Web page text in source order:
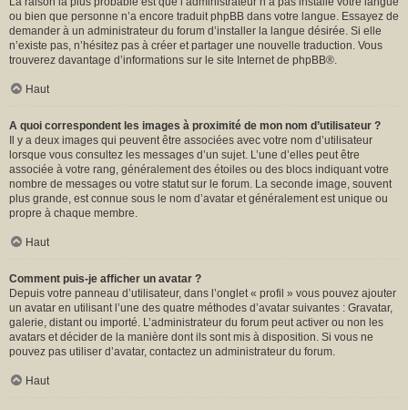
ou bien que personne n’a encore traduit phpBB dans votre langue. Essayez de
demander à un administrateur du forum d’installer la langue désirée. Si elle
n’existe pas, n’hésitez pas à créer et partager une nouvelle traduction. Vous
trouverez davantage d’informations sur le site Internet de phpBB®.
Haut
A quoi correspondent les images à proximité de mon nom d’utilisateur ?
Il y a deux images qui peuvent être associées avec votre nom d’utilisateur
lorsque vous consultez les messages d’un sujet. L’une d’elles peut être
associée à votre rang, généralement des étoiles ou des blocs indiquant votre
nombre de messages ou votre statut sur le forum. La seconde image, souvent
plus grande, est connue sous le nom d’avatar et généralement est unique ou
propre à chaque membre.
Haut
Comment puis-je afficher un avatar ?
Depuis votre panneau d’utilisateur, dans l’onglet « profil » vous pouvez ajouter
un avatar en utilisant l’une des quatre méthodes d’avatar suivantes : Gravatar,
galerie, distant ou importé. L’administrateur du forum peut activer ou non les
avatars et décider de la manière dont ils sont mis à disposition. Si vous ne
pouvez pas utiliser d’avatar, contactez un administrateur du forum.
Haut